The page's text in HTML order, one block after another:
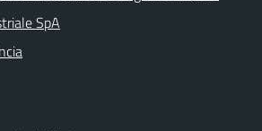
SpA